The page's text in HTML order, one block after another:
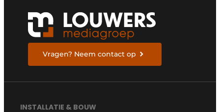
Vragen? Neem contact op
INSTALLATIE & BOUW